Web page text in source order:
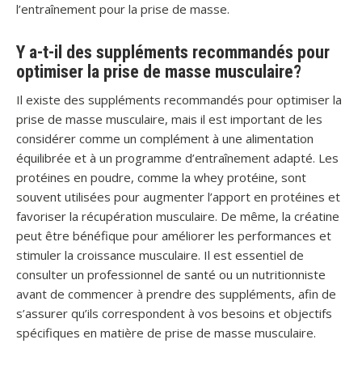
l’entraînement pour la prise de masse.
Y a-t-il des suppléments recommandés pour
optimiser la prise de masse musculaire?
Il existe des suppléments recommandés pour optimiser la
prise de masse musculaire, mais il est important de les
considérer comme un complément à une alimentation
équilibrée et à un programme d’entraînement adapté. Les
protéines en poudre, comme la whey protéine, sont
souvent utilisées pour augmenter l’apport en protéines et
favoriser la récupération musculaire. De même, la créatine
peut être bénéfique pour améliorer les performances et
stimuler la croissance musculaire. Il est essentiel de
consulter un professionnel de santé ou un nutritionniste
avant de commencer à prendre des suppléments, afin de
s’assurer qu’ils correspondent à vos besoins et objectifs
spécifiques en matière de prise de masse musculaire.